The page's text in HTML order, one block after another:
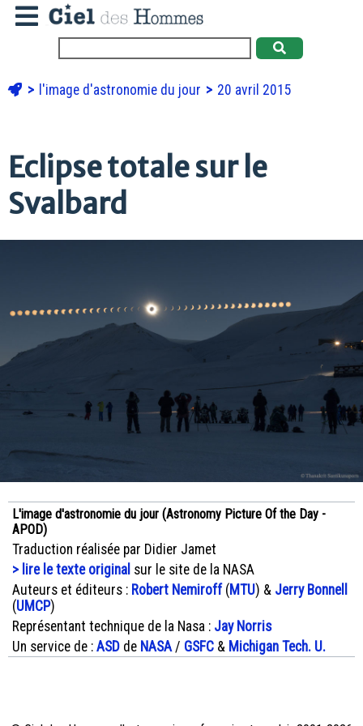
l'image d'astronomie du jour 20 avril 2015
Eclipse totale sur le
Svalbard
L'image d'astronomie du jour (Astronomy Picture Of the Day -
APOD)
Traduction réalisée par Didier Jamet
> lire le texte original sur le site de la NASA
Auteurs et éditeurs : Robert Nemiroff(MTU) & Jerry Bonnell
(UMCP)
Représentant technique de la Nasa : Jay Norris
Un service de : ASD de NASA / GSFC & Michigan Tech. U.